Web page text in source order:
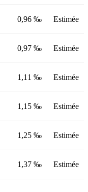
0,96 ‰ Estimée
0,97 ‰ Estimée
1,11 ‰ Estimée
1,15 ‰ Estimée
1,25 ‰ Estimée
1,37 ‰ Estimée